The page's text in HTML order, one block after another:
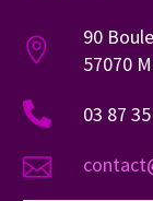
90
57070
03 87